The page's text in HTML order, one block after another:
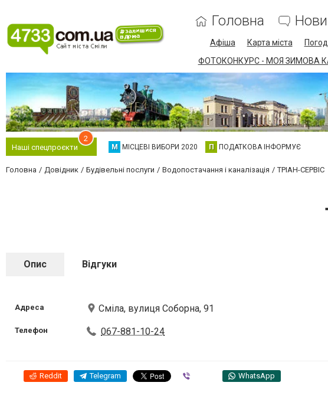
Головна
Афіша Карта міста
ФОТОКОНКУРС - МОЯ ЗИМОВА
Наші спецпроєкти
2
М МІСЦЕВІ ВИБОРИ 2020 П ПОДАТКОВА ІНФОРМУЄ
Головна Довідник Будівельні послуги Водопостачання і каналізація ТРІАН-СЕРВІС
Опис Відгуки
Адреса Сміла, вулиця Соборна, 91
Телефон 067-881-10-24
Reddit Telegram WhatsApp